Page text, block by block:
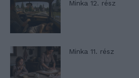
Minka 12. rész
Minka 11. rész